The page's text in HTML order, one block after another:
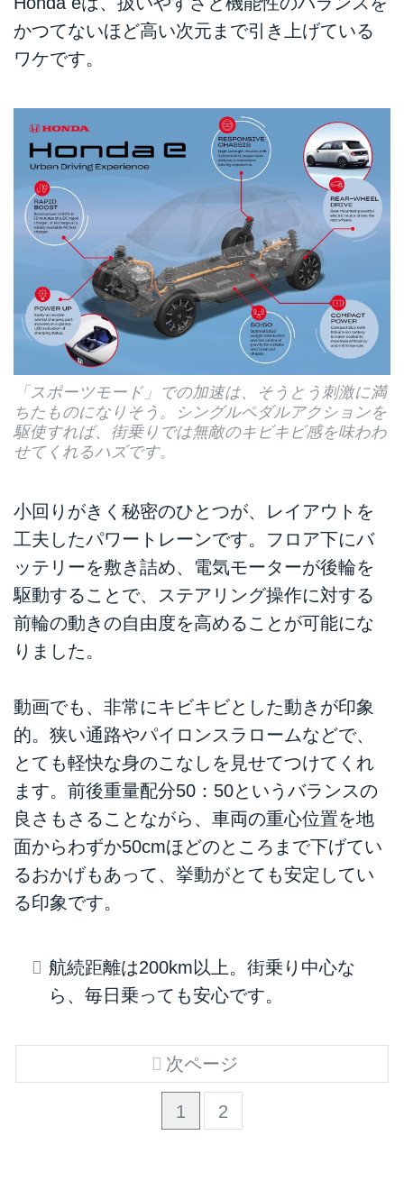
かつてないほど高い次元まで引き上げている
ワケです。
「スポーツモード」での加速は、そうとう刺激に満
ちたものになりそう。シングルペダルアクションを
駆使すれば、街乗りでは無敵のキビキビ感を味わわ
せてくれるハズです。
小回りがきく秘密のひとつが、レイアウトを
工夫したパワートレーンです。フロア下にバ
ッテリーを敷き詰め、電気モーターが後輪を
駆動することで、ステアリング操作に対する
前輪の動きの自由度を高めることが可能にな
りました。
動画でも、非常にキビキビとした動きが印象
的。狭い通路やパイロンスラロームなどで、
とても軽快な身のこなしを見せてつけてくれ
ます。前後重量配分50：50というバランスの
良さもさることながら、車両の重心位置を地
面からわずか50cmほどのところまで下げてい
るおかげもあって、挙動がとても安定してい
る印象です。
航続距離は200km以上。街乗り中心な
ら、毎日乗っても安心です。
1 2
次ページ